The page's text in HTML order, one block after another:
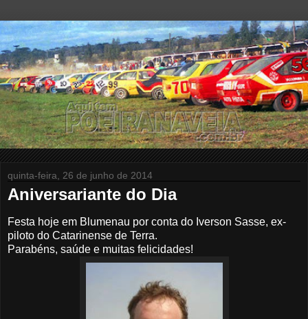
quinta-feira, 26 de junho de 2014
Aniversariante do Dia
Festa hoje em Blumenau por conta do Iverson Sasse, ex-
piloto do Catarinense de Terra.
Parabéns, saúde e muitas felicidades!